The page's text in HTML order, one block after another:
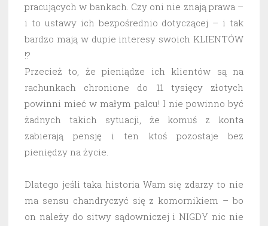
pracujących w bankach. Czy oni nie znają prawa –
i to ustawy ich bezpośrednio dotyczącej – i tak
bardzo mają w dupie interesy swoich KLIENTÓW
!?
Przecież to, że pieniądze ich klientów są na
rachunkach chronione do 11 tysięcy złotych
powinni mieć w małym palcu! I nie powinno być
żadnych takich sytuacji, że komuś z konta
zabierają pensję i ten ktoś pozostaje bez
pieniędzy na życie.
Dlatego jeśli taka historia Wam się zdarzy to nie
ma sensu chandryczyć się z komornikiem – bo
on należy do sitwy sądowniczej i NIGDY nic nie